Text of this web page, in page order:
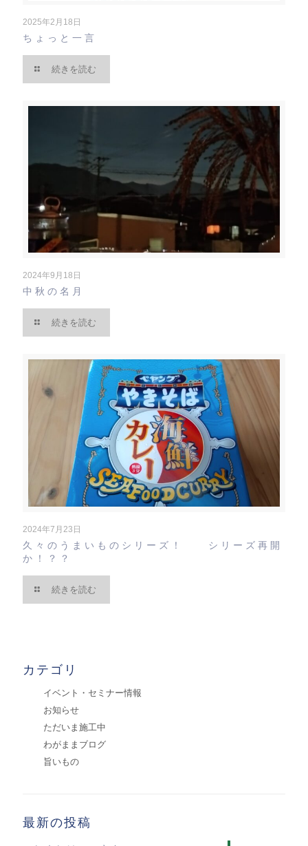
2025年2月18日
ちょっと一言
続きを読む
2024年9月18日
中秋の名月
続きを読む
2024年7月23日
久々のうまいものシリーズ！ シリーズ再開
か！？？
続きを読む
カテゴリ
イベント・セミナー情報
お知らせ
ただいま施工中
わがままブログ
旨いもの
最新の投稿